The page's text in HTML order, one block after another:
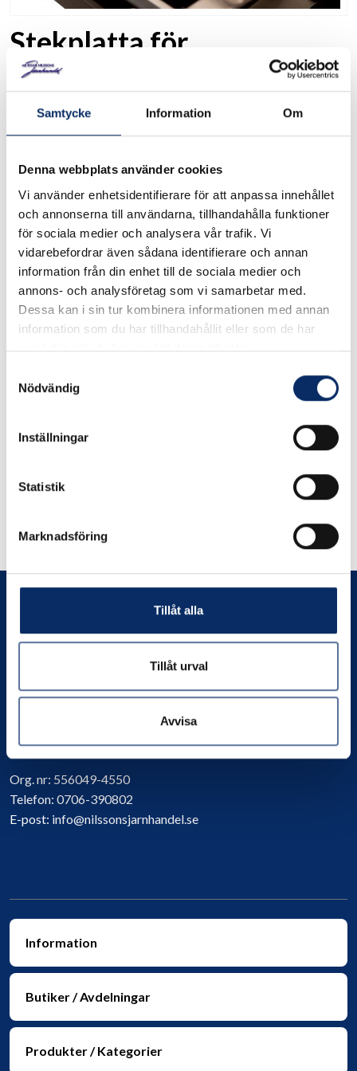
Samtycke Information Om
Denna webbplats använder cookies
Vi använder enhetsidentifierare för att anpassa innehållet
och annonserna till användarna, tillhandahålla funktioner
för sociala medier och analysera vår trafik. Vi
vidarebefordrar även sådana identifierare och annan
information från din enhet till de sociala medier och
annons- och analysföretag som vi samarbetar med.
Dessa kan i sin tur kombinera informationen med annan
information som du har tillhandahållit eller som de har
samlat in när du har använt deras tjänster.
Nödvändig
Inställningar
Statistik
Marknadsföring
Tillåt alla
Tillåt urval
Avvisa
Stekplatta för
sidobrännatre
Art. nr: 11250
sidobrännargaller till Baron, Regal och hImperial. LxBxH: cm.
I lager
Antal
remove add
899kr
expand_more
Liknande produkter
Andra har även tittat på
Kontakta oss
Org. nr: 556049-4550
Telefon: 0706-390802
E-post: info@nilssonsjarnhandel.se
Information
Butiker / Avdelningar
Produkter / Kategorier